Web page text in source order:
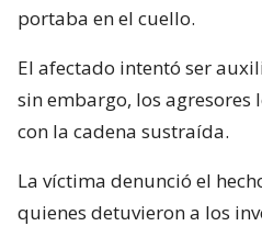
portaba en el cuello.
El afectado intentó ser
sin embargo, los
con la cadena sustraída.
La víctima denunció el
quienes detuvieron a los